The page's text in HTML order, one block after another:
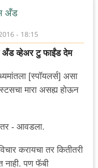
अँड
- 18:15
अँड व्हेअर टु फाईंड देम
[स्पॉयलर्स] असा
मारा असह्य होऊन
तर - आवडला.
करायचा तर कितीतरी
नाही. पण फॅबी